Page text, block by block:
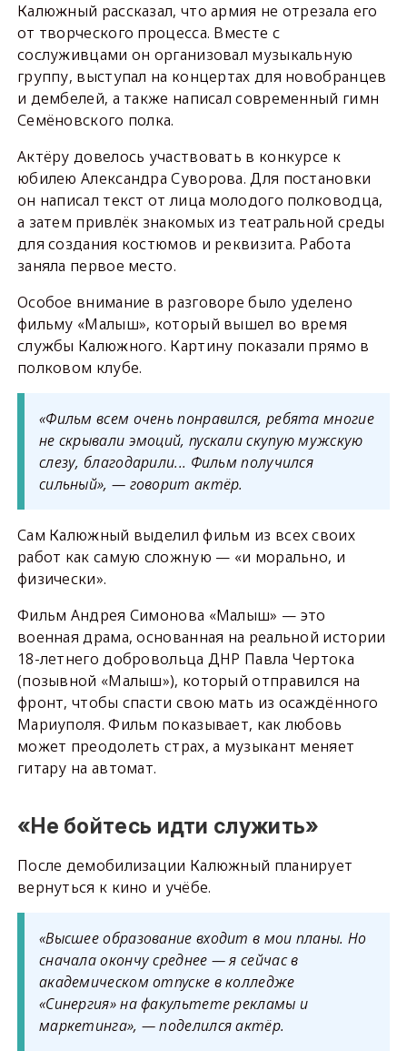
Калюжный рассказал, что армия не отрезала его
от творческого процесса. Вместе с
сослуживцами он организовал музыкальную
группу, выступал на концертах для новобранцев
и дембелей, а также написал современный гимн
Семёновского полка.
Актёру довелось участвовать в конкурсе к
юбилею Александра Суворова. Для постановки
он написал текст от лица молодого полководца,
а затем привлёк знакомых из театральной среды
для создания костюмов и реквизита. Работа
заняла первое место.
Особое внимание в разговоре было уделено
фильму «Малыш», который вышел во время
службы Калюжного. Картину показали прямо в
полковом клубе.
«Фильм всем очень понравился, ребята многие
не скрывали эмоций, пускали скупую мужскую
слезу, благодарили... Фильм получился
сильный», — говорит актёр.
Сам Калюжный выделил фильм из всех своих
работ как самую сложную — «и морально, и
физически».
Фильм Андрея Симонова «Малыш» — это
военная драма, основанная на реальной истории
18-летнего добровольца ДНР Павла Чертока
(позывной «Малыш»), который отправился на
фронт, чтобы спасти свою мать из осаждённого
Мариуполя. Фильм показывает, как любовь
может преодолеть страх, а музыкант меняет
гитару на автомат.
«Не бойтесь идти служить»
После демобилизации Калюжный планирует
вернуться к кино и учёбе.
«Высшее образование входит в мои планы. Но
сначала окончу среднее — я сейчас в
академическом отпуске в колледже
«Синергия» на факультете рекламы и
маркетинга», — поделился актёр.